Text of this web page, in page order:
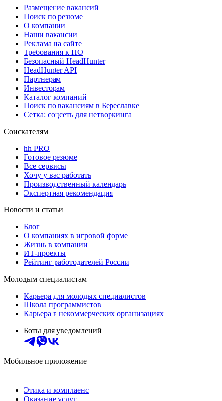
Размещение вакансий
Поиск по резюме
О компании
Наши вакансии
Реклама на сайте
Требования к ПО
Безопасный HeadHunter
HeadHunter API
Партнерам
Инвесторам
Каталог компаний
Поиск по вакансиям в Береславке
Сетка: соцсеть для нетворкинга
Соискателям
hh PRO
Готовое резюме
Все сервисы
Хочу у вас работать
Производственный календарь
Экспертная рекомендация
Новости и статьи
Блог
О компаниях в игровой форме
Жизнь в компании
ИТ-проекты
Рейтинг работодателей России
Молодым специалистам
Карьера для молодых специалистов
Школа программистов
Карьера в некоммерческих организациях
Боты для уведомлений
Мобильное приложение
Этика и комплаенс
Оказание услуг